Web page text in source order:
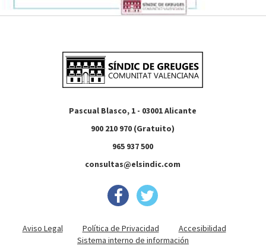
Pascual Blasco, 1 - 03001 Alicante
900 210 970 (Gratuito)
965 937 500
consultas@elsindic.com
Aviso Legal Política de Privacidad
Accesibilidad
Sistema interno de información